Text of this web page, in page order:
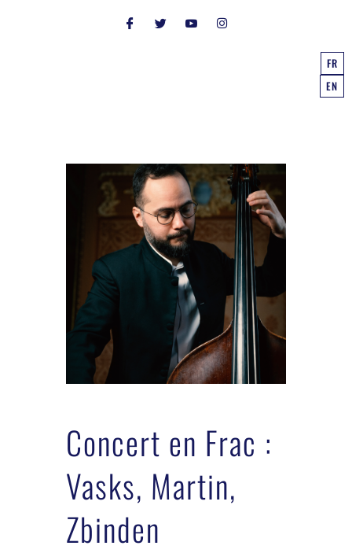
FR
EN
Concert en Frac :
Vasks, Martin,
Zbinden